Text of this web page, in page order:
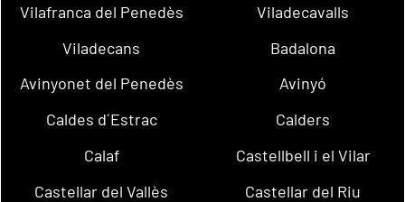
Vilafranca del Penedès
Viladecavalls
Viladecans
Badalona
Avinyonet del Penedès
Avinyó
Caldes d´Estrac
Calders
Calaf
Castellbell i el Vilar
Castellar del Vallès
Castellar del Riu